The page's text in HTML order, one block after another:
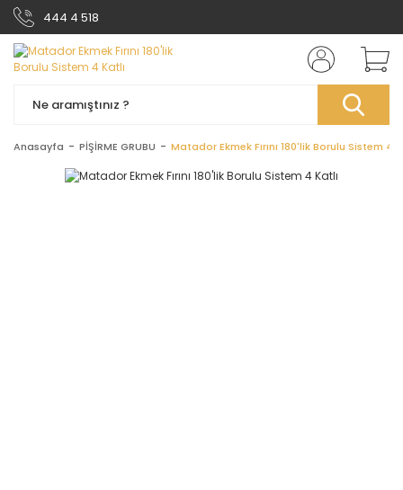
444 4 518
Anasayfa PİŞİRME GRUBU Matador Ekmek Fırını 180'lik Borulu Sistem 4